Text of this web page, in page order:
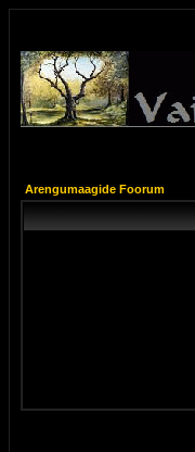
Arengumaagide Foorum